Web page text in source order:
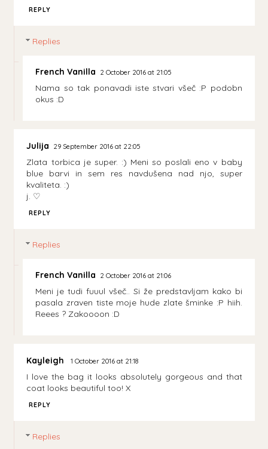
REPLY
Replies
French Vanilla 2 October 2016 at 21:05
Nama so tak ponavadi iste stvari všeč :P podobn
okus :D
Julija 29 September 2016 at 22:05
Zlata torbica je super. :) Meni so poslali eno v baby
blue barvi in sem res navdušena nad njo, super
kvaliteta. :)
j. ♡
REPLY
Replies
French Vanilla 2 October 2016 at 21:06
Meni je tudi fuuul všeč.. Si že predstavljam kako bi
pasala zraven tiste moje hude zlate šminke :P hiih.
Reees ? Zakoooon :D
Kayleigh 1 October 2016 at 21:18
I love the bag it looks absolutely gorgeous and that
coat looks beautiful too! X
REPLY
Replies